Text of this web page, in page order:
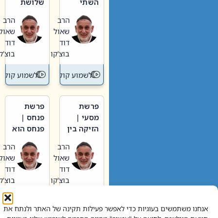
אנחנו משתמשים בעוגיות כדי לאפשר פעילות תקינה של האתר ולנתח את
וערב של
חיינו
הרב
שאול
דוד
בוצ'קו
לשמוע קול תורה – מדרש
האבות
הרב
שאול
דוד
בוצ'קו
לשמוע קול
פרשת
מסעי |
הזיקה בין
הגדול לעם הרב
שאול
דוד
בוצ'קו
לשמוע קול תורה – מדרש
פרשת
פנחס |
פנחס הוא
אליהו: בין
קנאות
הורסת
לקנאות
בונה
הרב
שאול
דוד
בוצ'קו
לשמוע קול